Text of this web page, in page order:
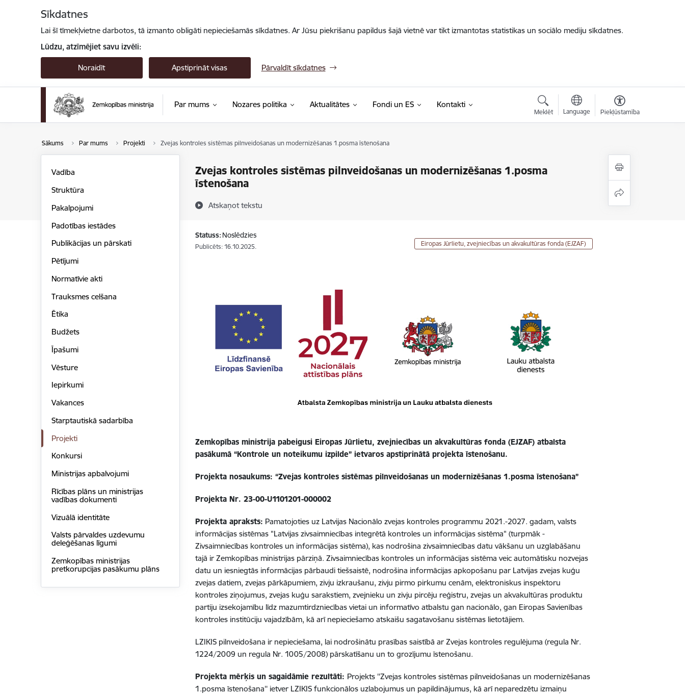
Sīkdatnes
Lai šī tīmekļvietne darbotos, tā izmanto obligāti nepieciešamās sīkdatnes. Ar Jūsu piekrišanu papildus šajā vietnē var tikt izmantotas statistikas un sociālo mediju sīkdatnes.
Lūdzu, atzīmējiet savu izvēli:
Noraidīt Apstiprināt visas Pārvaldīt sīkdatnes
Par mums Nozares politika Aktualitātes Fondi un ES Kontakti
Meklēt Language Piekļūstamība
Sākums Par mums Projekti Zvejas kontroles sistēmas pilnveidošanas un modernizēšanas 1.posma īstenošana
Zvejas kontroles sistēmas pilnveidošanas un modernizēšanas 1.posma
īstenošana
Atskaņot tekstu
Vadība
Struktūra
Pakalpojumi
Padotības iestādes
Publikācijas un pārskati
Pētījumi
Normatīvie akti
Trauksmes celšana
Ētika
Budžets
Īpašumi
Vēsture
Iepirkumi
Vakances
Starptautiskā sadarbība
Projekti
Konkursi
Ministrijas apbalvojumi
Rīcības plāns un ministrijas
vadības dokumenti
Vizuālā identitāte
Valsts pārvaldes uzdevumu
deleģēšanas līgumi
Zemkopības ministrijas
pretkorupcijas pasākumu plāns
Statuss: Noslēdzies
Publicēts: 16.10.2025. Eiropas Jūrlietu, zvejniecības un akvakultūras fonda (EJZAF)
Zemkopības ministrija pabeigusi Eiropas Jūrlietu, zvejniecības un akvakultūras fonda (EJZAF) atbalsta
pasākumā “Kontrole un noteikumu izpilde” ietvaros apstiprinātā projekta īstenošanu.
Projekta nosaukums: “Zvejas kontroles sistēmas pilnveidošanas un modernizēšanas 1.posma īstenošana”
Projekta Nr.23-00-U1101201-000002
Projekta apraksts: Pamatojoties uz Latvijas Nacionālo zvejas kontroles programmu 2021.-2027. gadam, valsts
informācijas sistēmas "Latvijas zivsaimniecības integrētā kontroles un informācijas sistēma" (turpmāk -
Zivsaimniecības kontroles un informācijas sistēma), kas nodrošina zivsaimniecības datu vākšanu un uzglabāšanu
tajā ir Zemkopības ministrijas pārziņā. Zivsaimniecības kontroles un informācijas sistēma veic automātisku nozvejas
datu un iesniegtās informācijas pārbaudi tiešsaistē, nodrošina informācijas apkopošanu par Latvijas zvejas kuģu
zvejas datiem, zvejas pārkāpumiem, zivju izkraušanu, zivju pirmo pirkumu cenām, elektroniskus inspektoru
kontroles ziņojumus, zvejas kuģu sarakstiem, zvejnieku un zivju pircēju reģistru, zvejas un akvakultūras produktu
partiju izsekojamību līdz mazumtirdzniecības vietai un informatīvo atbalstu gan nacionālo, gan Eiropas Savienības
kontroles institūciju vajadzībām, kā arī nepieciešamo atskaišu sagatavošanu sistēmas lietotājiem.
LZIKIS pilnveidošana ir nepieciešama, lai nodrošinātu prasības saistībā ar Zvejas kontroles regulējuma (regula Nr.
1224/2009 un regula Nr. 1005/2008) pārskatīšanu un to grozījumu īstenošanu.
Projekta mērķis un sagaidāmie rezultāti: Projekts ''Zvejas kontroles sistēmas pilnveidošanas un modernizēšanas
1.posma īstenošana'' ietver LZIKIS funkcionālos uzlabojumus un papildinājumus, kā arī neparedzētu izmaiņu